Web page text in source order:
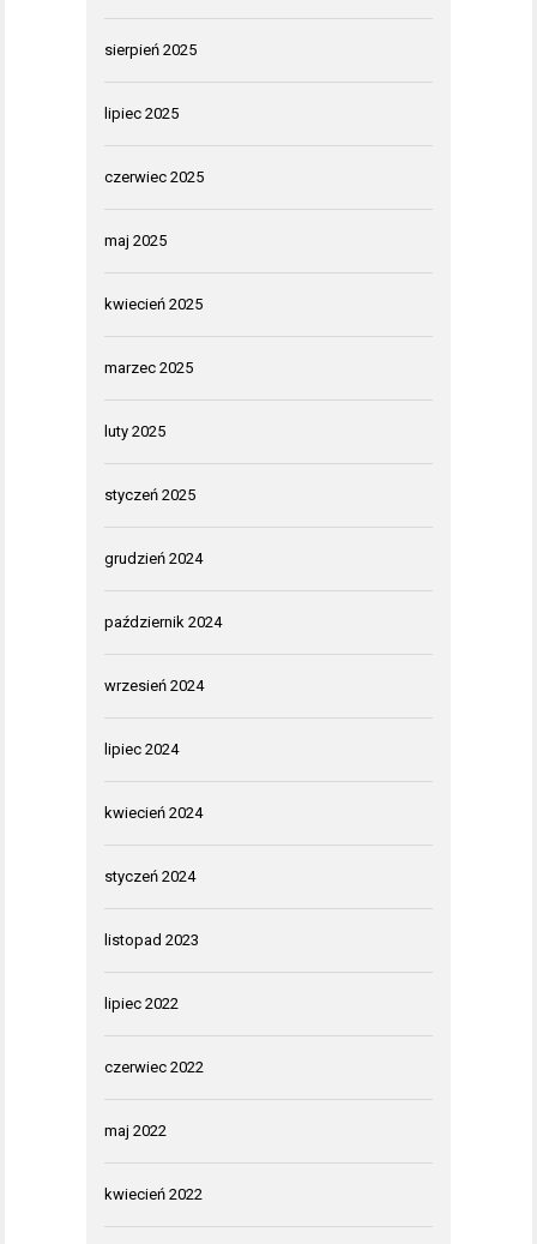
sierpień 2025
lipiec 2025
czerwiec 2025
maj 2025
kwiecień 2025
marzec 2025
luty 2025
styczeń 2025
grudzień 2024
październik 2024
wrzesień 2024
lipiec 2024
kwiecień 2024
styczeń 2024
listopad 2023
lipiec 2022
czerwiec 2022
maj 2022
kwiecień 2022